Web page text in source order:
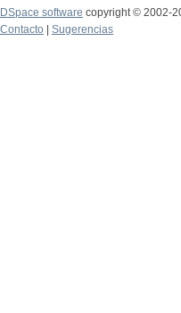
DSpace software copyright © 2002-
Contacto
Sugerencias